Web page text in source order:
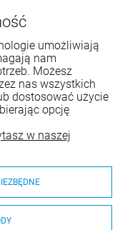
Sp. K.
59
341
umożliwiają
nam
Możesz
nas wszystkich
dostosować użycie
opcję
w naszej